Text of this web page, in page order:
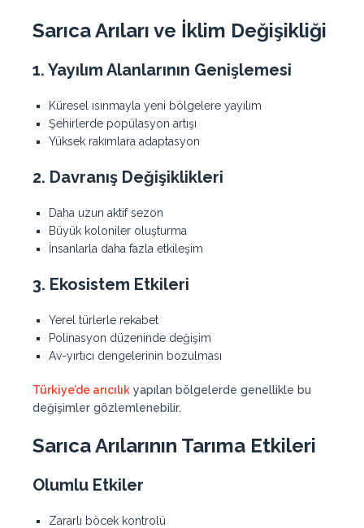
Sarıca Arıları ve İklim Değişikliği
1. Yayılım Alanlarının Genişlemesi
Küresel ısınmayla yeni bölgelere yayılım
Şehirlerde popülasyon artışı
Yüksek rakımlara adaptasyon
2. Davranış Değişiklikleri
Daha uzun aktif sezon
Büyük koloniler oluşturma
İnsanlarla daha fazla etkileşim
3. Ekosistem Etkileri
Yerel türlerle rekabet
Polinasyon düzeninde değişim
Av-yırtıcı dengelerinin bozulması
Türkiye’de arıcılık yapılan bölgelerde genellikle bu
değişimler gözlemlenebilir.
Sarıca Arılarının Tarıma Etkileri
Olumlu Etkiler
Zararlı böcek kontrolü